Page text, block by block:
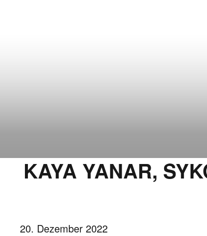
KAYA YANAR,
20. Dezember 2022